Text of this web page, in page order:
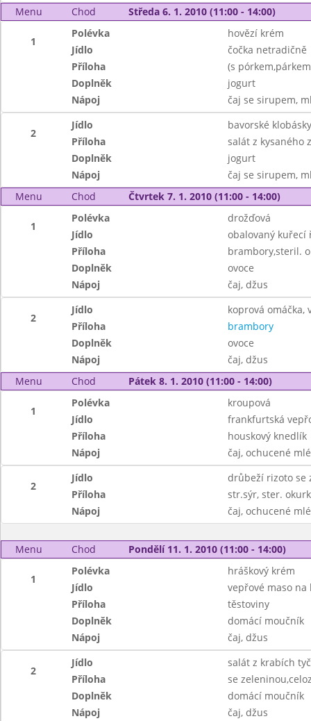
Menu
Chod Středa 6. 1. 2010 (11:00 - 14:00)
1
Polévka
hovězí krém
Jídlo
čočka netradičně
Příloha
(s
Doplněk
jogurt
Nápoj
čaj se sirupem,
2
Jídlo
bavorské
Příloha
salát z kysaného
Doplněk
jogurt
Nápoj
čaj se sirupem,
Menu
Chod Čtvrtek 7. 1. 2010 (11:00 - 14:00)
1
Polévka
drožďová
Jídlo
obalovaný kuřecí
Příloha
brambory,steril.
Doplněk
ovoce
Nápoj
čaj, džus
2
Jídlo
koprová omáčka,
Příloha
brambory
Doplněk
ovoce
Nápoj
čaj, džus
Menu
Chod Pátek 8. 1. 2010 (11:00 - 14:00)
1
Polévka
kroupová
Jídlo
frankfurtská
Příloha
houskový knedlík
Nápoj
čaj, ochucené
2
Jídlo
drůbeží rizoto se
Příloha
str.sýr, ster.
Nápoj
čaj, ochucené
Menu Chod Pondělí 11. 1. 2010 (11:00 - 14:00)
1
Polévka
hráškový krém
Jídlo
vepřové maso na
Příloha
těstoviny
Doplněk
domácí moučník
Nápoj
čaj, džus
2
Jídlo
salát z krabích
Příloha
se
Doplněk
domácí moučník
Nápoj
čaj, džus